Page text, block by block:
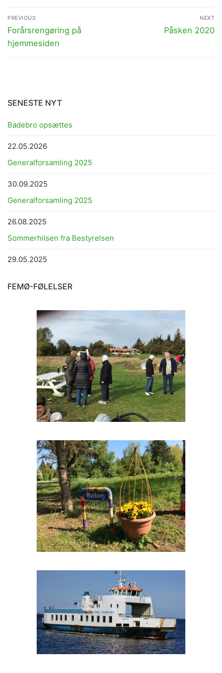
Indlægsnavigation
PREVIOUS
Previous
post:
Forårsrengøring på
hjemmesiden
NEXT
Next
Påsken 2020
SENESTE NYT
Badebro opsættes
22.05.2026
Generalforsamling 2025
30.09.2025
Generalforsamling 2025
26.08.2025
Sommerhilsen fra Bestyrelsen
29.05.2025
FEMØ-FØLELSER